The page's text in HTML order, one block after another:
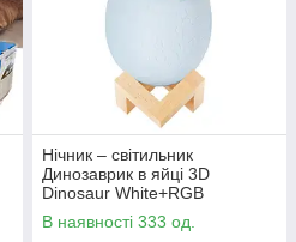
Нічник – світильник
Динозаврик в яйці 3D
Dinosaur White+RGB
Настільна акумуляторна LED
лампа з пультом ДУ
В наявності 333 од.